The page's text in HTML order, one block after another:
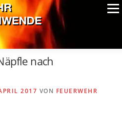
Menü
MITGLIEDER
EXTRASnach
2017 VON FEUERWEHR